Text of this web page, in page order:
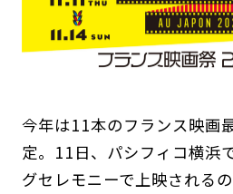
今年は11本のフランス映画
定。11日、パシフィコ横浜
グセレモニーで上映される